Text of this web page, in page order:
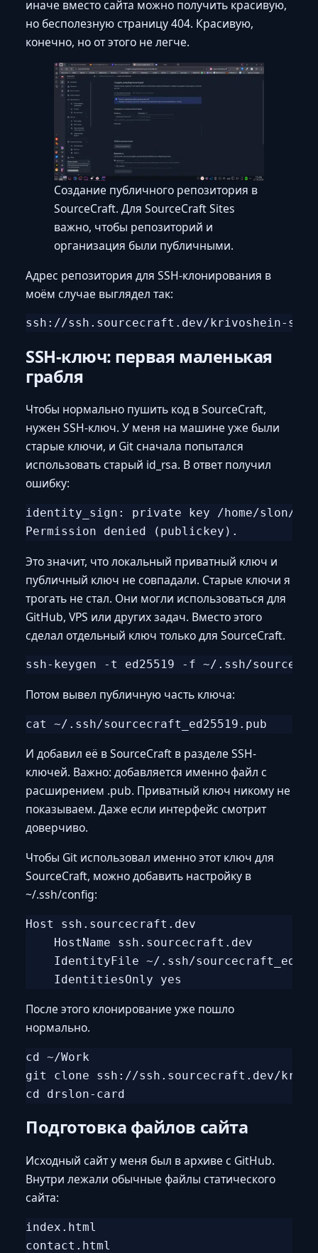
иначе вместо сайта можно получить красивую,
но бесполезную страницу 404. Красивую,
конечно, но от этого не легче.
Создание публичного репозитория в
SourceCraft. Для SourceCraft Sites
важно, чтобы репозиторий и
организация были публичными.
Адрес репозитория для SSH-клонирования в
моём случае выглядел так:
SSH-ключ: первая маленькая
грабля
Чтобы нормально пушить код в SourceCraft,
нужен SSH-ключ. У меня на машине уже были
старые ключи, и Git сначала попытался
использовать старый id_rsa. В ответ получил
ошибку:
identity_sign: private key /home/slon/
Это значит, что локальный приватный ключ и
публичный ключ не совпадали. Старые ключи я
трогать не стал. Они могли использоваться для
GitHub, VPS или других задач. Вместо этого
сделал отдельный ключ только для SourceCraft.
Потом вывел публичную часть ключа:
И добавил её в SourceCraft в разделе SSH-
ключей. Важно: добавляется именно файл с
расширением .pub. Приватный ключ никому не
показываем. Даже если интерфейс смотрит
доверчиво.
Чтобы Git использовал именно этот ключ для
SourceCraft, можно добавить настройку в
~/.ssh/config:
Host ssh.sourcecraft.dev
    HostName ssh.sourcecraft.dev
IdentityFile ~/.ssh/
После этого клонирование уже пошло
нормально.
cd ~/Work
git clone ssh://ssh.sourcecraft.dev/
Подготовка файлов сайта
Исходный сайт у меня был в архиве с GitHub.
Внутри лежали обычные файлы статического
сайта:
index.html
contact.html